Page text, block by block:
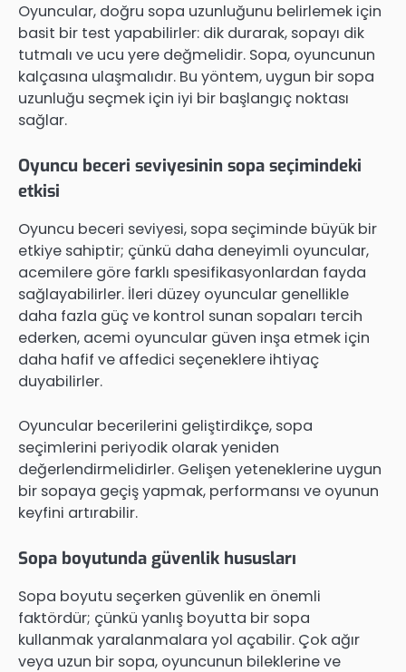
Oyuncular, doğru sopa uzunluğunu belirlemek için
basit bir test yapabilirler: dik durarak, sopayı dik
tutmalı ve ucu yere değmelidir. Sopa, oyuncunun
kalçasına ulaşmalıdır. Bu yöntem, uygun bir sopa
uzunluğu seçmek için iyi bir başlangıç noktası
sağlar.
Oyuncu beceri seviyesinin sopa seçimindeki
etkisi
Oyuncu beceri seviyesi, sopa seçiminde büyük bir
etkiye sahiptir; çünkü daha deneyimli oyuncular,
acemilere göre farklı spesifikasyonlardan fayda
sağlayabilirler. İleri düzey oyuncular genellikle
daha fazla güç ve kontrol sunan sopaları tercih
ederken, acemi oyuncular güven inşa etmek için
daha hafif ve affedici seçeneklere ihtiyaç
duyabilirler.
Oyuncular becerilerini geliştirdikçe, sopa
seçimlerini periyodik olarak yeniden
değerlendirmelidirler. Gelişen yeteneklerine uygun
bir sopaya geçiş yapmak, performansı ve oyunun
keyfini artırabilir.
Sopa boyutunda güvenlik hususları
Sopa boyutu seçerken güvenlik en önemli
faktördür; çünkü yanlış boyutta bir sopa
kullanmak yaralanmalara yol açabilir. Çok ağır
veya uzun bir sopa, oyuncunun bileklerine ve